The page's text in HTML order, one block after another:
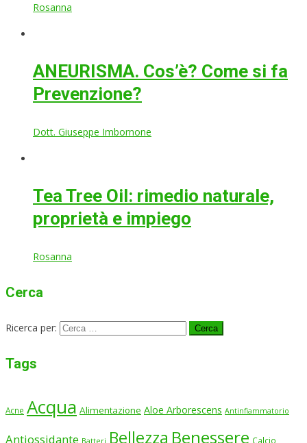
Rosanna
ANEURISMA. Cos’è? Come si fa
Prevenzione?
Dott. Giuseppe Imbornone
Tea Tree Oil: rimedio naturale,
proprietà e impiego
Rosanna
Cerca
Ricerca per:
Tags
Acne Acqua Alimentazione Aloe Arborescens Antinfiammatorio
Antiossidante Batteri Bellezza Benessere Calcio